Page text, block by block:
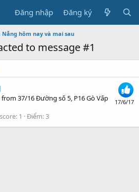
Đăng nhập Đăng ký
hôm nay và mai sau
to message #1
17/6/17
from37/16 Đường số 5, P16 Gò Vấp
1 Điểm 3